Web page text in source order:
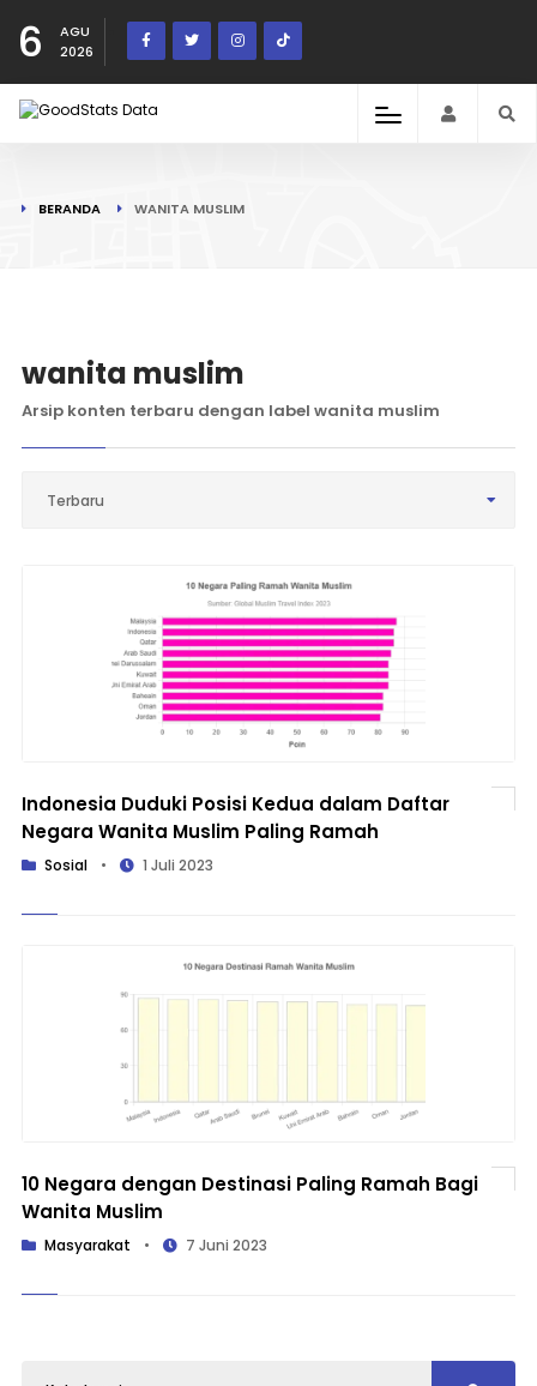
6
AGU
2026
BERANDA WANITA MUSLIM
wanita muslim
Arsip konten terbaru dengan label wanita muslim
Terbaru
Indonesia Duduki Posisi Kedua dalam Daftar
Negara Wanita Muslim Paling Ramah
Sosial • 1 Juli 2023
10 Negara dengan Destinasi Paling Ramah Bagi
Wanita Muslim
Masyarakat • 7 Juni 2023